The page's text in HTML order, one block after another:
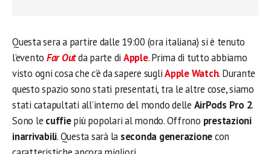
Questa sera a partire dalle 19:00 (ora italiana) si è tenuto
l’evento Far Outda parte di Apple. Prima di tutto abbiamo
visto ogni cosa che c’è da sapere sugliApple Watch. Durante
questo spazio sono stati presentati, tra le altre cose, siamo
stati catapultati all’interno del mondo delle AirPods Pro 2.
Sono le cuffiepiù popolari al mondo. Offrono prestazioni
inarrivabili. Questa sarà la seconda generazionecon